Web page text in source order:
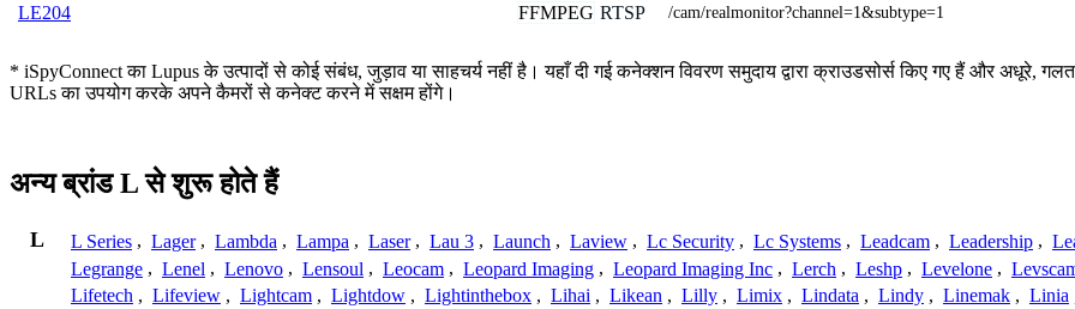
LE204 FFMPEG RTSP /cam/realmonitor?channel=1&subtype=1
* iSpyConnect का Lupus के उत्पादों से कोई संबंध, जुड़ाव या साहचर्य नहीं है। यहाँ दी गई कनेक्शन विवरण समुदाय द्वारा क्राउडसोर्स किए गए हैं और अधूरे,
URLs का उपयोग करके अपने कैमरों से कनेक्ट करने में सक्षम होंगे।
अन्य ब्रांड L से शुरू होते हैं
L L Series , Lager , Lambda , Lampa , Laser , Lau 3 , Launch , Laview , Lc Security , Lc Systems , Leadcam , Leadership ,
Legrange , Lenel , Lenovo , Lensoul , Leocam , Leopard Imaging , Leopard Imaging Inc , Lerch , Leshp , Levelone ,
Lifetech , Lifeview , Lightcam , Lightdow , Lightinthebox , Lihai , Likean , Lilly , Limix , Lindata , Lindy , Linemak , Linia